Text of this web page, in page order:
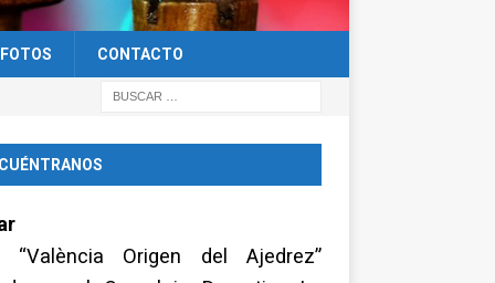
FOTOS CONTACTO
“València Origen del Ajedrez”